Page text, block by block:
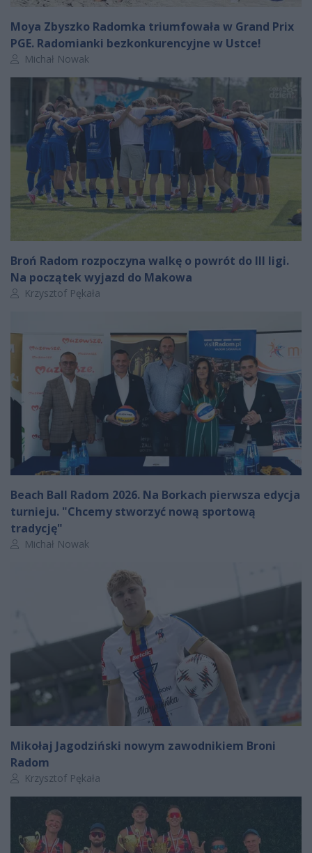
Moya Zbyszko Radomka triumfowała w Grand Prix
PGE. Radomianki bezkonkurencyjne w Ustce!
Autor artykułu:
Michał Nowak
Broń Radom rozpoczyna walkę o powrót do III ligi.
Na początek wyjazd do Makowa
Autor artykułu:
Krzysztof Pękała
Beach Ball Radom 2026. Na Borkach pierwsza edycja
turnieju. "Chcemy stworzyć nową sportową
tradycję"
Autor artykułu:
Michał Nowak
Mikołaj Jagodziński nowym zawodnikiem Broni
Radom
Autor artykułu:
Krzysztof Pękała